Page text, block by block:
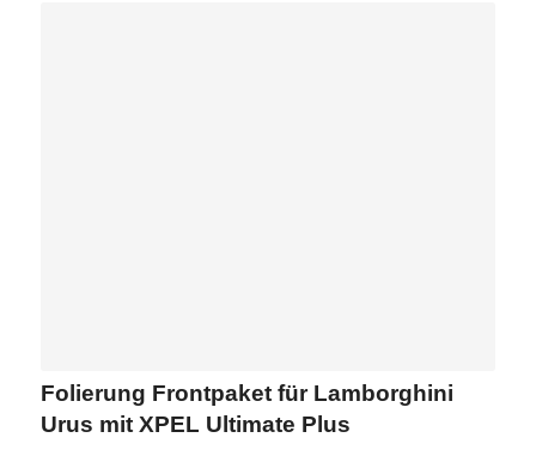
Folierung Frontpaket für Lamborghini
Urus mit XPEL Ultimate Plus